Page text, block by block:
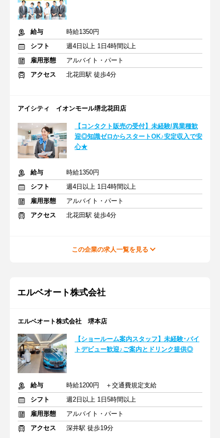
給与
時給1350円
シフト
週4日以上 1日4時間以上
雇用形態
アルバイト・パート
アクセス
北花田駅 徒歩4分
アイシティ イオンモール堺北花田店
【コンタクト販売の受付】未経験/異業種歓
迎◎知識ゼロからスタートOK♪安定収入で安
心★
給与
時給1350円
シフト
週4日以上 1日4時間以上
雇用形態
アルバイト・パート
アクセス
北花田駅 徒歩4分
この企業の求人一覧を見る
エルベオート株式会社
エルベオート株式会社 堺本店
【ショールーム案内スタッフ】未経験･バイ
トデビュー歓迎♪ご案内とドリンク提供◎
給与
時給1200円 ＋交通費規定支給
シフト
週2日以上 1日5時間以上
雇用形態
アルバイト・パート
アクセス
深井駅 徒歩19分